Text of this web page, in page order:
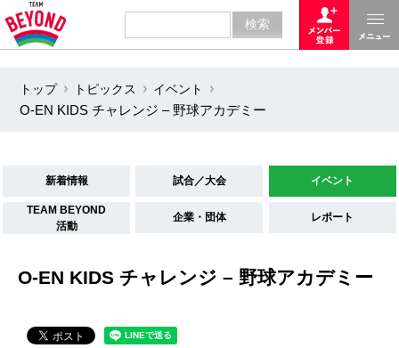
トップ トピックス
イベント
O-EN KIDS チャレンジ – 野球アカデミー
新着情報 試合／大会 イベント
TEAM BEYOND
活動
企業・団体 レポート
O-EN KIDS チャレンジ – 野球アカデミー